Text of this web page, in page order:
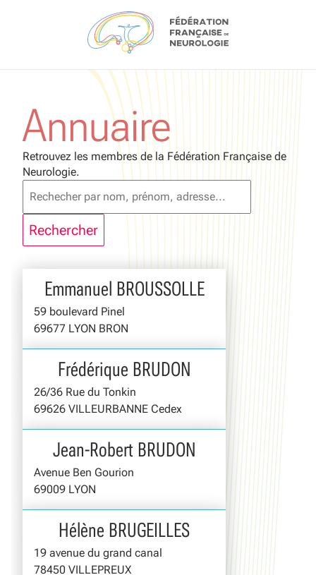
Annuaire
Retrouvez les membres de la Fédération Française de
Neurologie.
Emmanuel BROUSSOLLE
59 boulevard Pinel
69677 LYON BRON
Frédérique BRUDON
26/36 Rue du Tonkin
69626 VILLEURBANNE Cedex
Jean-Robert BRUDON
Avenue Ben Gourion
69009 LYON
Hélène BRUGEILLES
19 avenue du grand canal
78450 VILLEPREUX